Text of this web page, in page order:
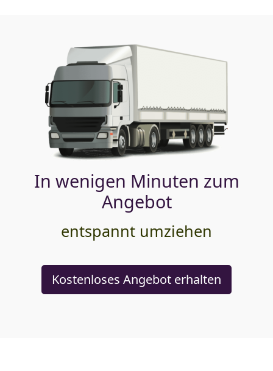
In wenigen Minuten zum
Angebot
entspannt umziehen
Kostenloses Angebot erhalten